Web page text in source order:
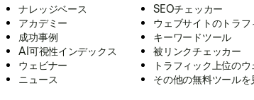
ナレッジベース
アカデミー
成功事例
AI可視性インデックス
ウェビナー
ニュース
SEOチェッカー
ウェブサイトのトラ
キーワードツール
被リンクチェッカー
トラフィック上位の
その他の無料ツールを